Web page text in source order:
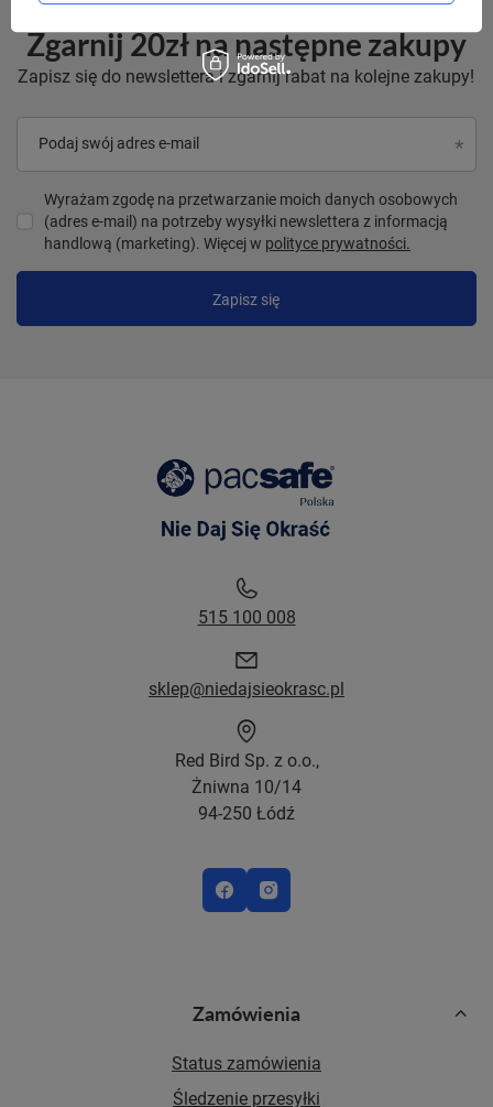
Zgarnij 20zł na następne zakupy
Zapisz się do newslettera i zgarnij rabat na kolejne zakupy!
Podaj swój adres e-mail
Wyrażam zgodę na przetwarzanie moich danych osobowych
(adres e-mail) na potrzeby wysyłki newslettera z informacją
handlową (marketing). Więcej w polityce prywatności.
Zapisz się
Zamówienia
Status zamówienia
Śledzenie przesyłki
515 100 008
sklep@niedajsieokrasc.pl
Red Bird Sp. z o.o.,
Żniwna 10/14
94-250 Łódź